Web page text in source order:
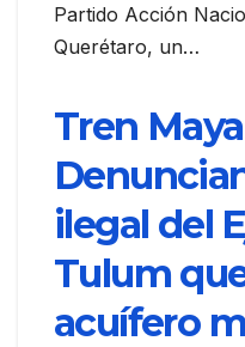
Partido Acción
Querétaro, un…
Tren
ilegal del
Tulum
acuífero